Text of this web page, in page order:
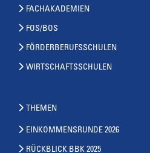
FACHAKADEMIEN
FOS/BOS
FÖRDERBERUFSSCHULEN
WIRTSCHAFTSSCHULEN
THEMEN
EINKOMMENSRUNDE 2026
RÜCKBLICK BBK 2025